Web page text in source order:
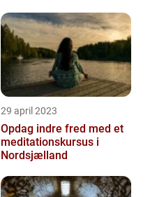
29 april 2023
Opdag indre fred med et
meditationskursus i
Nordsjælland